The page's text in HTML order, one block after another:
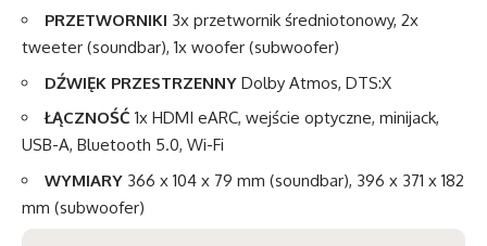
PRZETWORNIKI 3x przetwornik średniotonowy, 2x
tweeter (soundbar), 1x woofer (subwoofer)
DŹWIĘK PRZESTRZENNY Dolby Atmos, DTS:X
ŁĄCZNOŚĆ 1x HDMI eARC, wejście optyczne, minijack,
USB-A, Bluetooth 5.0, Wi-Fi
WYMIARY 366 x 104 x 79 mm (soundbar), 396 x 371 x 182
mm (subwoofer)